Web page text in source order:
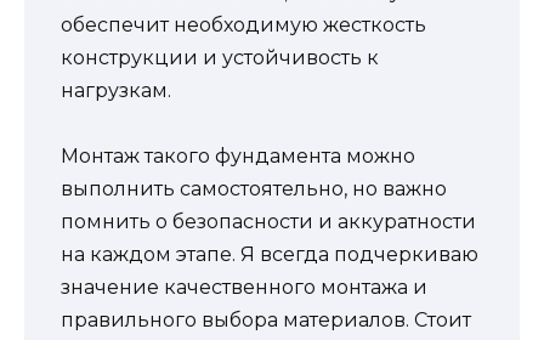
обеспечит необходимую жесткость
конструкции и устойчивость к
нагрузкам.
Монтаж такого фундамента можно
выполнить самостоятельно, но важно
помнить о безопасности и аккуратности
на каждом этапе. Я всегда подчеркиваю
значение качественного монтажа и
правильного выбора материалов. Стоит